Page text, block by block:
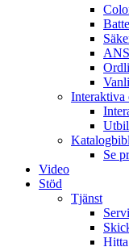
Interaktiva
Se
Video
Stöd
Tjänst
Hitta